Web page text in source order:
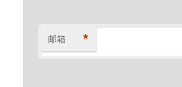
邮箱 *